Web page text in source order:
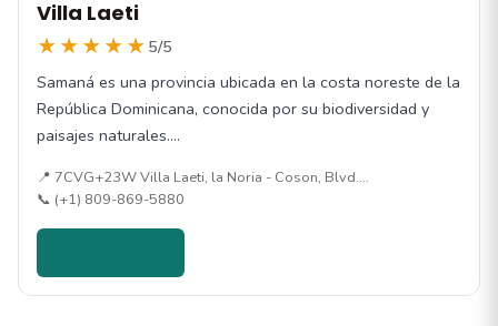
Villa Laeti
★★★★★ 5/5
Samaná es una provincia ubicada en la costa noreste de la
República Dominicana, conocida por su biodiversidad y
paisajes naturales.…
📍 7CVG+23W Villa Laeti, la Noria - Coson, Blvd.…
📞 (+1) 809-869-5880